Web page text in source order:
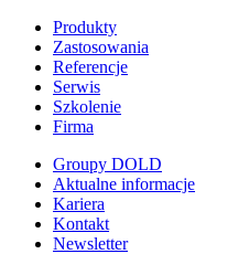
Produkty
Zastosowania
Referencje
Serwis
Szkolenie
Firma
Groupy DOLD
Aktualne informacje
Kariera
Kontakt
Newsletter